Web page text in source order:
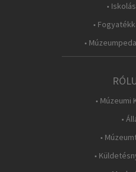
•
•
•
• Múzeumi
•
•
•